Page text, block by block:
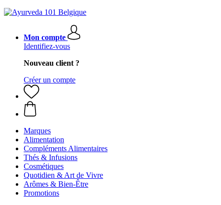
Mon compte
Identifiez-vous
Nouveau client ?
Créer un compte
Marques
Alimentation
Compléments Alimentaires
Thés & Infusions
Cosmétiques
Quotidien & Art de Vivre
Arômes & Bien-Être
Promotions